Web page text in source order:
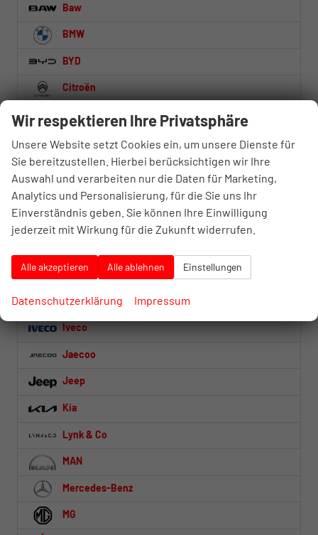
Baw
BMW
BYD
Citroën
Cupra
Dacia
DS Automobiles
Fiat
Ford
Honda
Hyundai
Iveco
Jaecoo
Jeep
Kia
Lynk & Co
MAN
Mercedes-Benz
MG
Wir respektieren Ihre Privatsphäre
Unsere Website setzt Cookies ein, um unsere Dienste für
Sie bereitzustellen. Hierbei berücksichtigen wir Ihre
Auswahl und verarbeiten nur die Daten für Marketing,
Analytics und Personalisierung, für die Sie uns Ihr
Einverständnis geben. Sie können Ihre Einwilligung
jederzeit mit Wirkung für die Zukunft widerrufen.
Alle akzeptieren Alle ablehnen Einstellungen
Datenschutzerklärung Impressum